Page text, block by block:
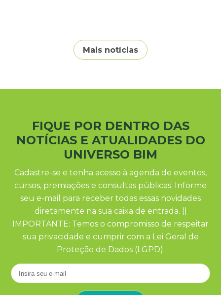
Mais notícias
FIQUE POR DENTRO DAS
NOTÍCIAS E ATUALIDADES DO
UNIVERSO BIM
Cadastre-se e tenha acesso à agenda de eventos,
cursos, premiações e consultas públicas. Informe
seu e-mail para receber todas essas novidades
diretamente na sua caixa de entrada. ||
IMPORTANTE: Temos o compromisso de respeitar
sua privacidade e cumprir com a Lei Geral de
Proteção de Dados (LGPD).